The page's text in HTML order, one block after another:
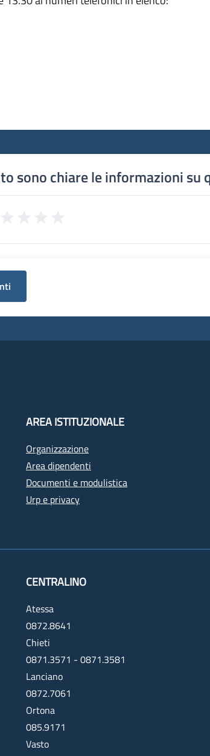
sono chiare le informazioni su
AREA ISTITUZIONALE
Organizzazione
Area dipendenti
Documenti e modulistica
Urp e privacy
CENTRALINO
Atessa
0872.8641
Chieti
0871.3571 - 0871.3581
Lanciano
0872.7061
Ortona
085.9171
Vasto